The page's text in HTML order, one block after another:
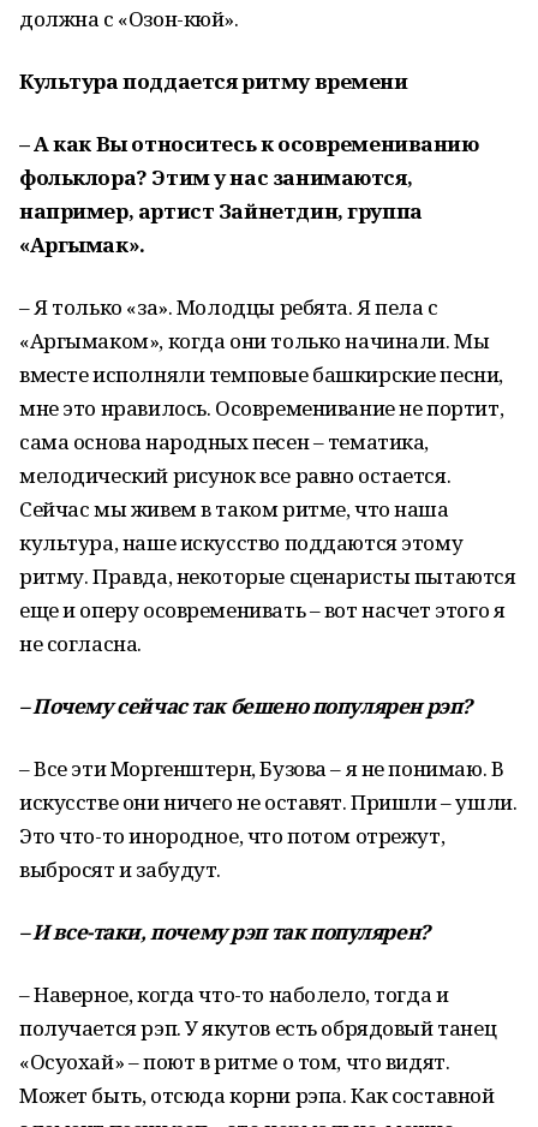
должна с «Озон-кюй».
Культураподдаетсяритмувремени
– А как Вы относитесь к осовремениванию
фольклора? Этим у нас занимаются,
например, артист Зайнетдин, группа
«Аргымак».
– Я только «за». Молодцы ребята. Я пела с
«Аргымаком», когда они только начинали. Мы
вместе исполняли темповые башкирские песни,
мне это нравилось. Осовременивание не портит,
сама основа народных песен – тематика,
мелодический рисунок все равно остается.
Сейчас мы живем в таком ритме, что наша
культура, наше искусство поддаются этому
ритму. Правда, некоторые сценаристы пытаются
еще и оперу осовременивать – вот насчет этого я
не согласна.
–Почемусейчас так бешенопопулярен рэп?
– Все эти Моргенштерн, Бузова – я не понимаю. В
искусстве они ничего не оставят. Пришли – ушли.
Это что-то инородное, что потом отрежут,
выбросят и забудут.
–Ивсе-таки,почемурэп такпопулярен?
– Наверное, когда что-то наболело, тогда и
получается рэп. У якутов есть обрядовый танец
«Осуохай» – поют в ритме о том, что видят.
Может быть, отсюда корни рэпа. Как составной